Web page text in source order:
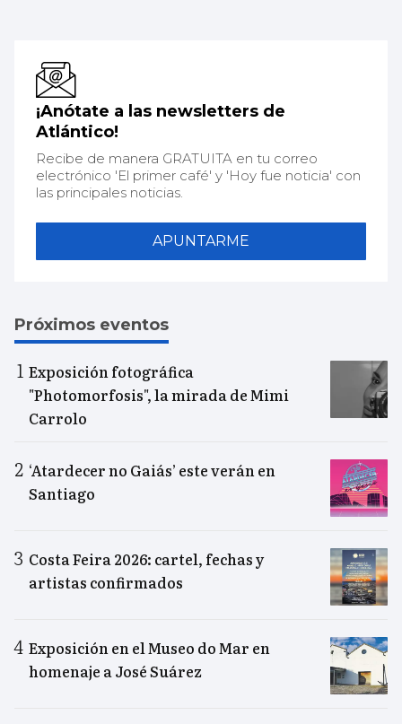
¡Anótate a las newsletters de
Atlántico!
Recibe de manera GRATUITA en tu correo
electrónico 'El primer café' y 'Hoy fue noticia' con
las principales noticias.
APUNTARME
Próximos eventos
Exposición fotográfica
"Photomorfosis", la mirada de Mimi
Carrolo
‘Atardecer no Gaiás’ este verán en
Santiago
Costa Feira 2026: cartel, fechas y
artistas confirmados
Exposición en el Museo do Mar en
homenaje a José Suárez